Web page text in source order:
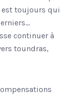
est toujours qui
continuer à
toundras,